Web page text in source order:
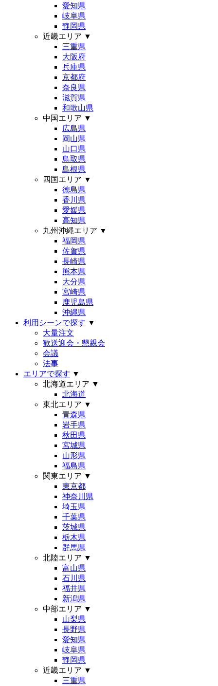
愛知県
岐阜県
静岡県
近畿エリア ▼
三重県
大阪府
兵庫県
京都府
奈良県
滋賀県
和歌山県
中国エリア ▼
広島県
岡山県
山口県
鳥取県
島根県
四国エリア ▼
徳島県
香川県
愛媛県
高知県
九州沖縄エリア ▼
福岡県
佐賀県
長崎県
熊本県
大分県
宮崎県
鹿児島県
沖縄県
利用シーンで探す ▼
大量注文
歓送迎会・懇親会
会議
法事
エリアで探す ▼
北海道エリア ▼
北海道
東北エリア ▼
青森県
岩手県
秋田県
宮城県
山形県
福島県
関東エリア ▼
東京都
神奈川県
埼玉県
千葉県
茨城県
栃木県
群馬県
北陸エリア ▼
富山県
石川県
福井県
新潟県
中部エリア ▼
山梨県
長野県
愛知県
岐阜県
静岡県
近畿エリア ▼
三重県